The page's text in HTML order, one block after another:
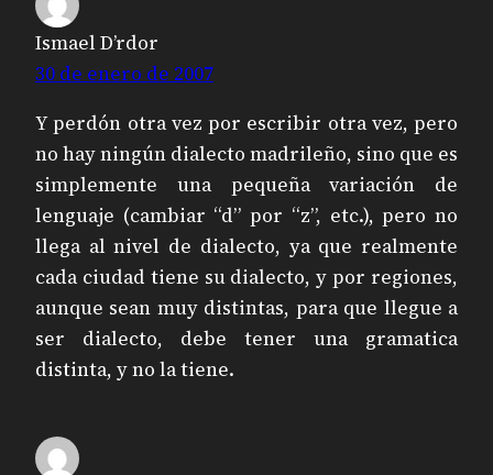
Ismael D’rdor
30 de enero de 2007
Y perdón otra vez por escribir otra vez, pero
no hay ningún dialecto madrileño, sino que es
simplemente una pequeña variación de
lenguaje (cambiar “d” por “z”, etc.), pero no
llega al nivel de dialecto, ya que realmente
cada ciudad tiene su dialecto, y por regiones,
aunque sean muy distintas, para que llegue a
ser dialecto, debe tener una gramatica
distinta, y no la tiene.